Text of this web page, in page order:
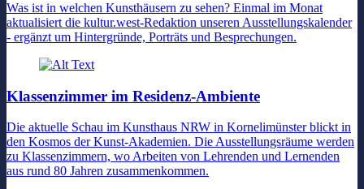
Was ist in welchen Kunsthäusern zu sehen? Einmal im Monat
aktualisiert die kultur.west-Redaktion unseren Ausstellungskalender
- ergänzt um Hintergründe, Porträts und Besprechungen.
Klassenzimmer im Residenz-Ambiente
Die aktuelle Schau im Kunsthaus NRW in Kornelimünster blickt in
den Kosmos der Kunst-Akademien. Die Ausstellungsräume werden
zu Klassenzimmern, wo Arbeiten von Lehrenden und Lernenden
aus rund 80 Jahren zusammenkommen.